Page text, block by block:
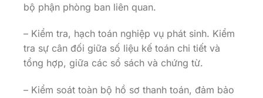
bộ phận phòng ban liên quan.
– Kiểm tra, hạch toán nghiệp vụ phát sinh. Kiểm
tra sự cân đối giữa số liệu kế toán chi tiết và
tổng hợp, giữa các sổ sách và chứng từ.
– Kiểm soát toàn bộ hồ sơ thanh toán, đảm bảo